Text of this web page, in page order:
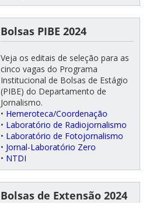
Bolsas PIBE 2024
Veja os editais de seleção para as
cinco vagas do Programa
Institucional de Bolsas de Estágio
(PIBE) do Departamento de
Jornalismo.
• Hemeroteca/Coordenação
• Laboratório de Radiojornalismo
• Laboratório de Fotojornalismo
• Jornal-Laboratório Zero
• NTDI
Bolsas de Extensão 2024